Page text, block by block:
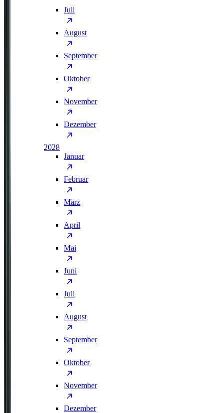
Juli
August
September
Oktober
November
Dezember
2028
Januar
Februar
März
April
Mai
Juni
Juli
August
September
Oktober
November
Dezember